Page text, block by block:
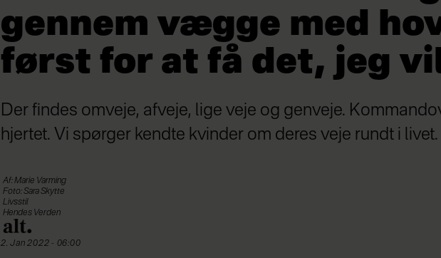
gennem vægge med
først for at få det, jeg
Der findes omveje, afveje, lige veje og genveje.
hjertet. Vi spørger kendte kvinder om deres veje rundt i livet.
Af: Marie Varming
Foto: Sara Skytte
Livsstil
Hendes Verden
2. Jan 2022 - 06:00